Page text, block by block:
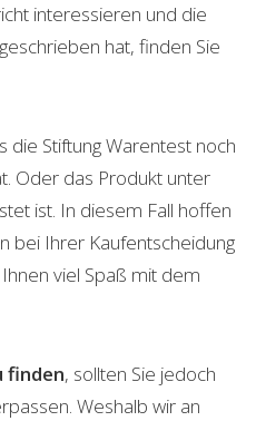
interessieren und die
hat, finden Sie
die Stiftung Warentest noch
Oder das Produkt unter
ist. In diesem Fall hoffen
bei Ihrer Kaufentscheidung
viel Spaß mit dem
finden, sollten Sie jedoch
Weshalb wir an